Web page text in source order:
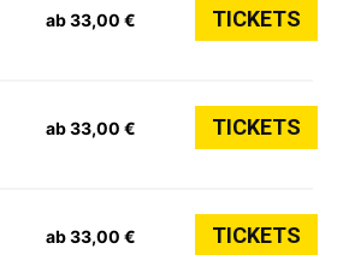
ab 33,00 € TICKETS
ab 33,00 € TICKETS
ab 33,00 € TICKETS